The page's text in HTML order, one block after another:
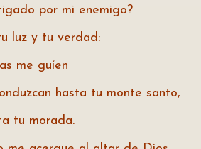
por mi enemigo?
luz y tu verdad:
me guíen
hasta tu monte santo,
tu morada.